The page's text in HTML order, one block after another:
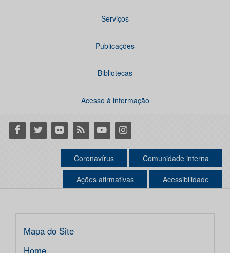
Serviços
Publicações
Bibliotecas
Acesso à informação
Facebook
Twitter Flickr RSS YoutubeInstagram
Coronavírus Comunidade interna
Ações afirmativas Acessibilidade
Mapa do Site